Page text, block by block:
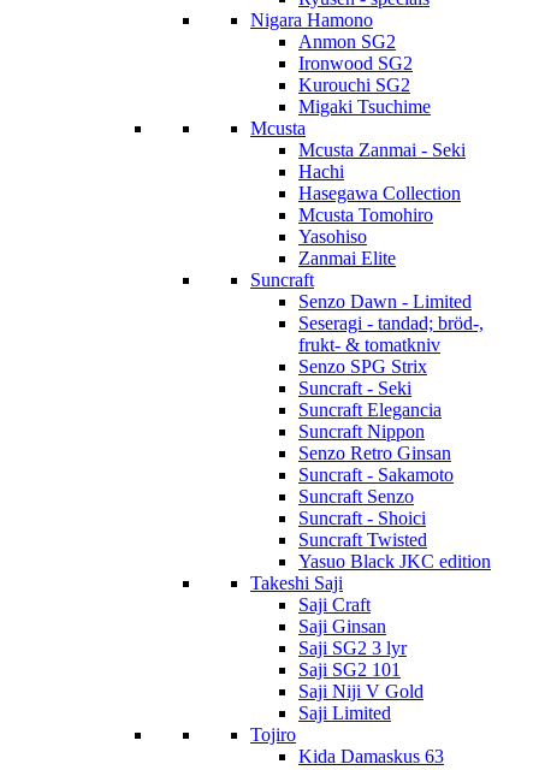
Nigara Hamono
Anmon SG2
Ironwood SG2
Kurouchi SG2
Migaki Tsuchime
Mcusta
Mcusta Zanmai - Seki
Hachi
Hasegawa Collection
Mcusta Tomohiro
Yasohiso
Zanmai Elite
Suncraft
Senzo Dawn - Limited
Seseragi - tandad; bröd-,
frukt- & tomatkniv
Senzo SPG Strix
Suncraft - Seki
Suncraft Elegancia
Suncraft Nippon
Senzo Retro Ginsan
Suncraft - Sakamoto
Suncraft Senzo
Suncraft - Shoici
Suncraft Twisted
Yasuo Black JKC edition
Takeshi Saji
Saji Craft
Saji Ginsan
Saji SG2 3 lyr
Saji SG2 101
Saji Niji V Gold
Saji Limited
Tojiro
Kida Damaskus 63